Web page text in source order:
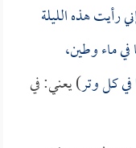
رأيت هذه الليلة
ماء وطين،
في كل وتر) يعني: في